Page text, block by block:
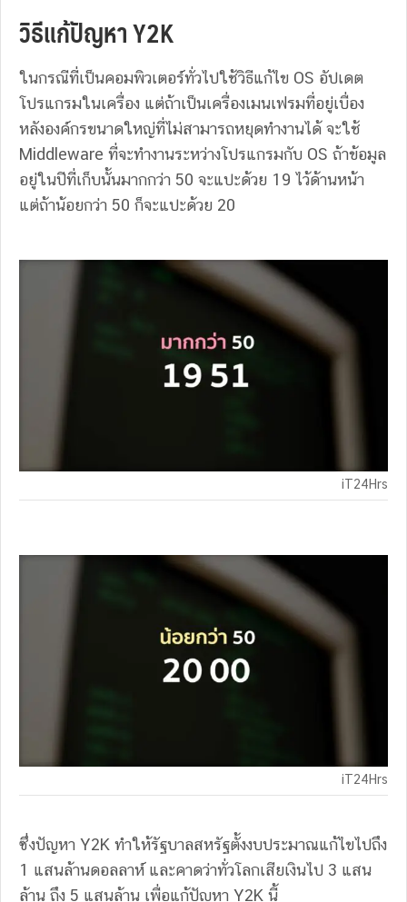
วิธีแก้ปัญหา Y2K
ในกรณีที่เป็นคอมพิวเตอร์ทั่วไปใช้วิธีแก้ไข OS อัปเดต
โปรแกรมในเครื่อง แต่ถ้าเป็นเครื่องเมนเฟรมที่อยู่เบื่อง
หลังองค์กรขนาดใหญ่ที่ไม่สามารถหยุดทำงานได้ จะใช้
Middleware ที่จะทำงานระหว่างโปรแกรมกับ OS ถ้าข้อมูล
อยู่ในปีที่เก็บนั้นมากกว่า 50 จะแปะด้วย 19 ไว้ด้านหน้า
แต่ถ้าน้อยกว่า 50 ก็จะแปะด้วย 20
iT24Hrs
iT24Hrs
ซึ่งปัญหา Y2K ทำให้รัฐบาลสหรัฐตั้งงบประมาณแก้ไขไปถึง
1 แสนล้านดอลลาห์ และคาดว่าทั่วโลกเสียเงินไป 3 แสน
ล้าน ถึง 5 แสนล้าน เพื่อแก้ปัญหา Y2K นี้